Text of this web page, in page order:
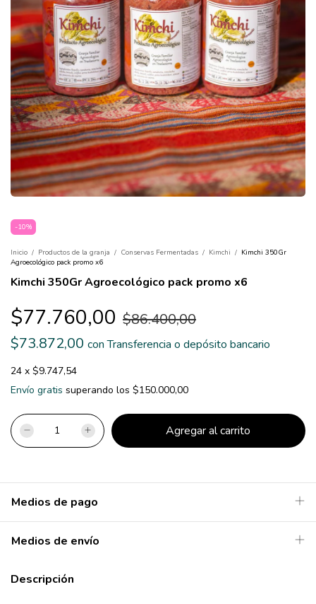
-10%
Inicio / Productos de la granja / Conservas Fermentadas / Kimchi / Kimchi 350Gr
Agroecológico pack promo x6
Kimchi 350Gr Agroecológico pack promo x6
$77.760,00 $86.400,00
$73.872,00 con Transferencia o depósito bancario
24 x $9.747,54
Envío gratis superando los $150.000,00
Medios de pago
Medios de envío
Descripción